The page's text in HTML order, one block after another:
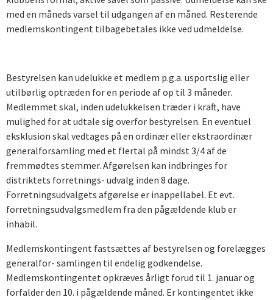
med en måneds varsel til udgangen af en måned. Resterende
medlemskontingent tilbagebetales ikke ved udmeldelse.
Bestyrelsen kan udelukke et medlem p.g.a. usportslig eller
utilbørlig optræden for en periode af op til 3 måneder.
Medlemmet skal, inden udelukkelsen træder i kraft, have
mulighed for at udtale sig overfor bestyrelsen. En eventuel
eksklusion skal vedtages på en ordinær eller ekstraordinær
generalforsamling med et flertal på mindst 3/4 af de
fremmødtes stemmer. Afgørelsen kan indbringes for
distriktets forretnings- udvalg inden 8 dage.
Forretningsudvalgets afgørelse er inappellabel. Et evt.
forretningsudvalgsmedlem fra den pågældende klub er
inhabil.
Medlemskontingent fastsættes af bestyrelsen og forelægges
generalfor- samlingen til endelig godkendelse.
Medlemskontingentet opkræves årligt forud til 1. januar og
forfalder den 10. i pågældende måned. Er kontingentet ikke